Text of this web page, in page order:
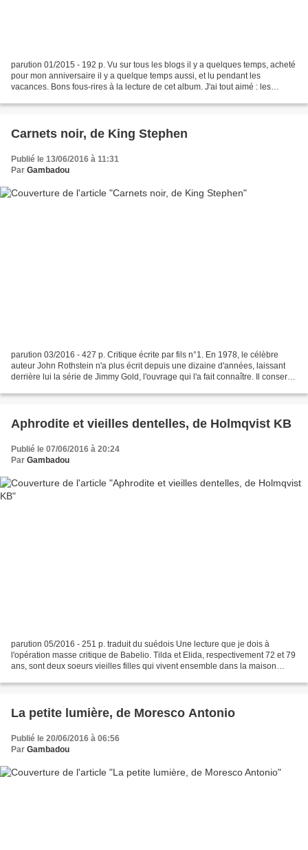
parution 01/2015 - 192 p. Vu sur tous les blogs il y a quelques temps, acheté
pour mon anniversaire il y a quelque temps aussi, et lu pendant les
vacances. Bons fous-rires à la lecture de cet album. J'ai tout aimé : les
Carnets noir, de King Stephen
Publié le 13/06/2016 à 11:31
Par Gambadou
parution 03/2016 - 427 p. Critique écrite par fils n°1. En 1978, le célèbre
auteur John Rothstein n'a plus écrit depuis une dizaine d'années, laissant
derrière lui la série de Jimmy Gold, l'ouvrage qui l'a fait connaître. Il conserve
Aphrodite et vieilles dentelles, de Holmqvist KB
Publié le 07/06/2016 à 20:24
Par Gambadou
parution 05/2016 - 251 p. traduit du suédois Une lecture que je dois à
l'opération masse critique de Babelio. Tilda et Elida, respectivement 72 et 79
ans, sont deux soeurs vieilles filles qui vivent ensemble dans la maison
La petite lumière, de Moresco Antonio
Publié le 20/06/2016 à 06:56
Par Gambadou